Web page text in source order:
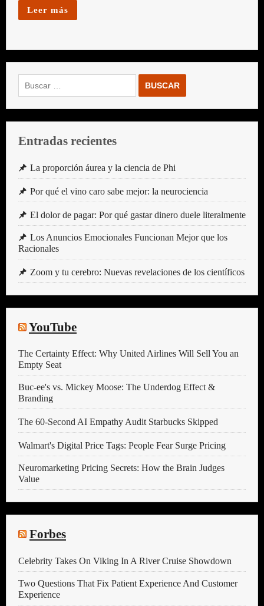
Leer más
Entradas recientes
La proporción áurea y la ciencia de Phi
Por qué el vino caro sabe mejor: la neurociencia
El dolor de pagar: Por qué gastar dinero duele literalmente
Los Anuncios Emocionales Funcionan Mejor que los
Racionales
Zoom y tu cerebro: Nuevas revelaciones de los científicos
YouTube
The Certainty Effect: Why United Airlines Will Sell You an
Empty Seat
Buc-ee's vs. Mickey Moose: The Underdog Effect &
Branding
The 60-Second AI Empathy Audit Starbucks Skipped
Walmart's Digital Price Tags: People Fear Surge Pricing
Neuromarketing Pricing Secrets: How the Brain Judges
Value
Forbes
Celebrity Takes On Viking In A River Cruise Showdown
Two Questions That Fix Patient Experience And Customer
Experience